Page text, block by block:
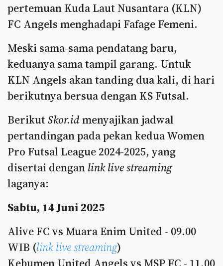
pertemuan Kuda Laut Nusantara (KLN)
FC Angels menghadapi Fafage Femeni.
Meski sama-sama pendatang baru,
keduanya sama tampil garang. Untuk
KLN Angels akan tanding dua kali, di hari
berikutnya bersua dengan KS Futsal.
Berikut Skor.idmenyajikan jadwal
pertandingan pada pekan kedua Women
Pro Futsal League 2024-2025, yang
disertai dengan link live streaming
laganya:
Sabtu, 14 Juni 2025
Alive FC vs Muara Enim United - 09.00
WIB (link live streaming)
Kebumen United Angels vs MSP FC - 11.00